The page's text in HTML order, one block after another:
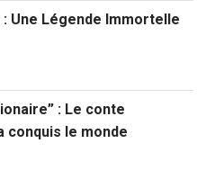
: Une Légende Immortelle
: Le conte
conquis le monde